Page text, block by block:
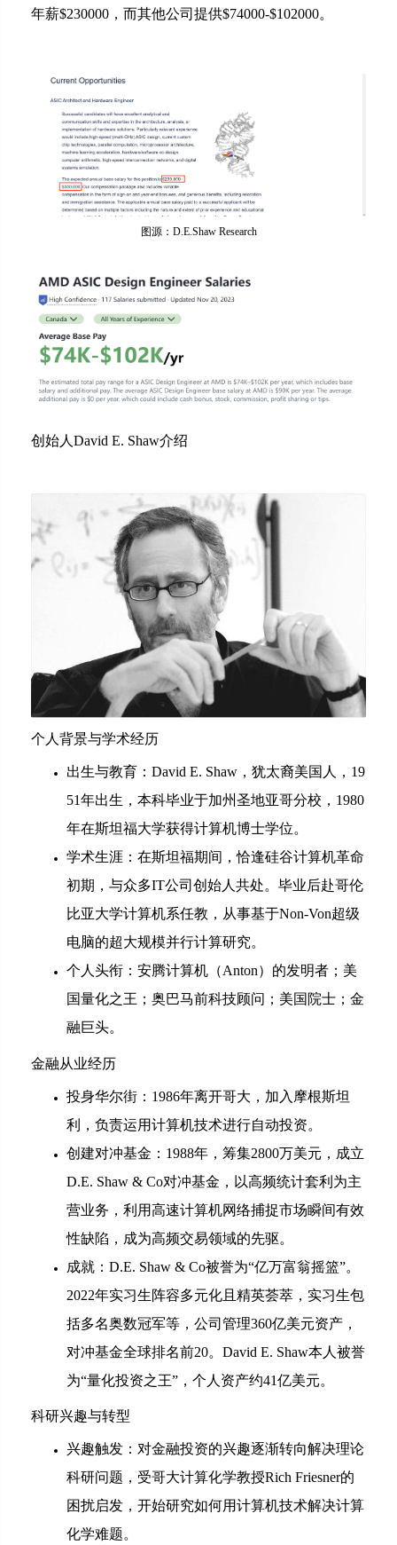
年薪$230000，而其他公司提供$74000-$102000。
图源：D.E.Shaw Research
创始人David E. Shaw介绍
个人背景与学术经历
出生与教育：David E. Shaw，犹太裔美国人，19
51年出生，本科毕业于加州圣地亚哥分校，1980
年在斯坦福大学获得计算机博士学位。
学术生涯：在斯坦福期间，恰逢硅谷计算机革命
初期，与众多IT公司创始人共处。毕业后赴哥伦
比亚大学计算机系任教，从事基于Non-Von超级
电脑的超大规模并行计算研究。
个人头衔：安腾计算机（Anton）的发明者；美
国量化之王；奥巴马前科技顾问；美国院士；金
融巨头。
金融从业经历
投身华尔街：1986年离开哥大，加入摩根斯坦
利，负责运用计算机技术进行自动投资。
创建对冲基金：1988年，筹集2800万美元，成立
D.E. Shaw & Co对冲基金，以高频统计套利为主
营业务，利用高速计算机网络捕捉市场瞬间有效
性缺陷，成为高频交易领域的先驱。
成就：D.E. Shaw & Co被誉为“亿万富翁摇篮”。
2022年实习生阵容多元化且精英荟萃，实习生包
括多名奥数冠军等，公司管理360亿美元资产，
对冲基金全球排名前20。David E. Shaw本人被誉
为“量化投资之王”，个人资产约41亿美元。
科研兴趣与转型
兴趣触发：对金融投资的兴趣逐渐转向解决理论
科研问题，受哥大计算化学教授Rich Friesner的
困扰启发，开始研究如何用计算机技术解决计算
化学难题。